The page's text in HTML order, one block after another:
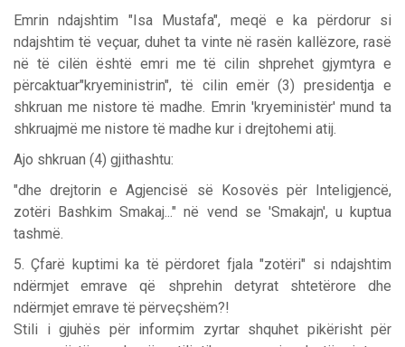
Emrin ndajshtim "Isa Mustafa", meqë e ka përdorur si
ndajshtim të veçuar, duhet ta vinte në rasën kallëzore, rasë
në të cilën është emri me të cilin shprehet gjymtyra e
përcaktuar"kryeministrin", të cilin emër (3) presidentja e
shkruan me nistore të madhe. Emrin 'kryeministër' mund ta
shkruajmë me nistore të madhe kur i drejtohemi atij.
Ajo shkruan (4) gjithashtu:
"dhe drejtorin e Agjencisë së Kosovës për Inteligjencë,
zotëri Bashkim Smakaj..." në vend se 'Smakajn', u kuptua
tashmë.
5. Çfarë kuptimi ka të përdoret fjala "zotëri" si ndajshtim
ndërmjet emrave që shprehin detyrat shtetërore dhe
ndërmjet emrave të përveçshëm?!
Stili i gjuhës për informim zyrtar shquhet pikërisht për